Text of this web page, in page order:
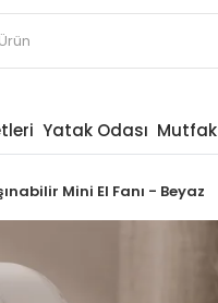
Yatak Odası Mutfak
Mini El Fanı - Beyaz